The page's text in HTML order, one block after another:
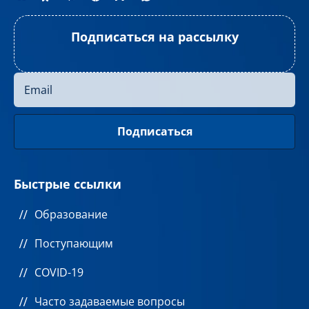
Подписаться на рассылку
Быстрые ссылки
Образование
Поступающим
COVID-19
Часто задаваемые вопросы